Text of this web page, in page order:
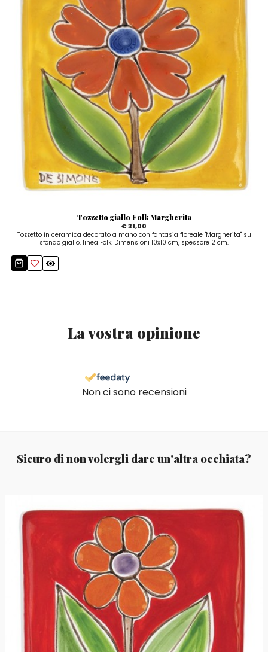
Tozzetto giallo Folk Margherita
€ 31,00
Tozzetto in ceramica decorato a mano con fantasia floreale "Margherita" su
sfondo giallo, linea Folk. Dimensioni 10x10 cm, spessore 2 cm.
La vostra opinione
Non ci sono recensioni
Sicuro di non volergli dare un'altra occhiata?